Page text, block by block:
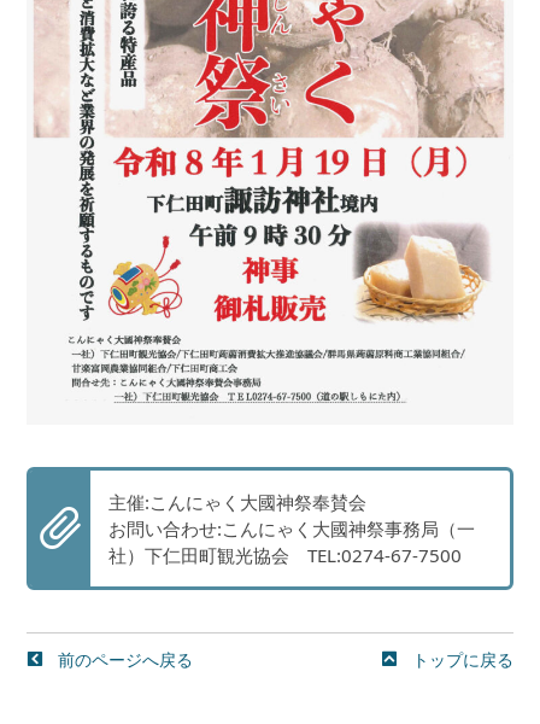
主催:こんにゃく大國神祭奉賛会
お問い合わせ:こんにゃく大國神祭事務局（一
社）下仁田町観光協会 TEL:0274-67-7500
前のページへ戻る トップに戻る